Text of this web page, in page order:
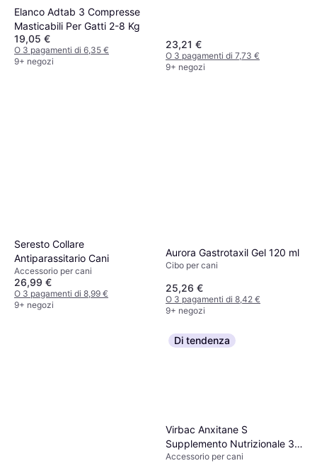
Elanco Adtab 3 Compresse
Masticabili Per Gatti 2-8 Kg
19,05 €
O 3 pagamenti di 6,35 €
9+ negozi
23,21 €
O 3 pagamenti di 7,73 €
9+ negozi
Seresto Collare
Antiparassitario Cani
Accessorio per cani
26,99 €
O 3 pagamenti di 8,99 €
9+ negozi
Aurora Gastrotaxil Gel 120 ml
Cibo per cani
25,26 €
O 3 pagamenti di 8,42 €
9+ negozi
Di tendenza
Virbac Anxitane S
Supplemento Nutrizionale 30
Compresse
Accessorio per cani